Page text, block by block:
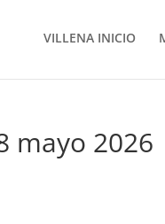
VILLENA INICIO
mayo 2026